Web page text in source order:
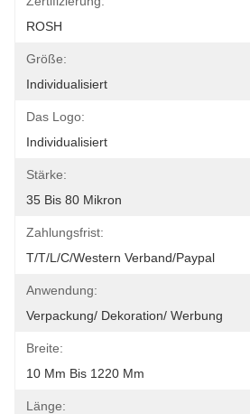
ROSH
Größe:
Individualisiert
Das Logo:
Individualisiert
Stärke:
35 Bis 80 Mikron
Zahlungsfrist:
T/T/L/C/Western Verband/Paypal
Anwendung:
Verpackung/ Dekoration/ Werbung
Breite:
10 Mm Bis 1220 Mm
Länge: